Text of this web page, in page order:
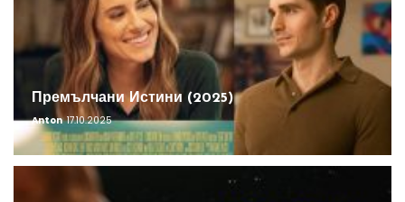
Премълчани Истини (2025)
Anton 17.10.2025